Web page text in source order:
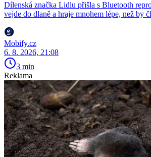
Dílenská značka Lidlu přišla s Bluetooth
vejde do dlaně a hraje mnohem lépe, než by
Mobify.cz
6. 8. 2026, 21:08
3 min
Reklama